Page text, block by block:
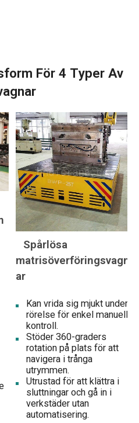
För 4 Typer Av
Spårlösa
matrisöverföringsvagn
ar
Kan vrida sig mjukt under
rörelse för enkel manuell
kontroll.
Stöder 360-graders
rotation på plats för att
navigera i trånga
utrymmen.
Utrustad för att klättra i
sluttningar och gå in i
verkstäder utan
automatisering.